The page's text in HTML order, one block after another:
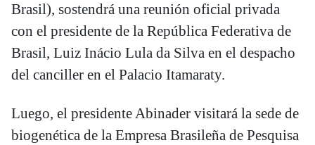
Brasil), sostendrá una reunión oficial privada
con el presidente de la República Federativa de
Brasil, Luiz Inácio Lula da Silva en el despacho
del canciller en el Palacio Itamaraty.
Luego, el presidente Abinader visitará la sede de
biogenética de la Empresa Brasileña de Pesquisa